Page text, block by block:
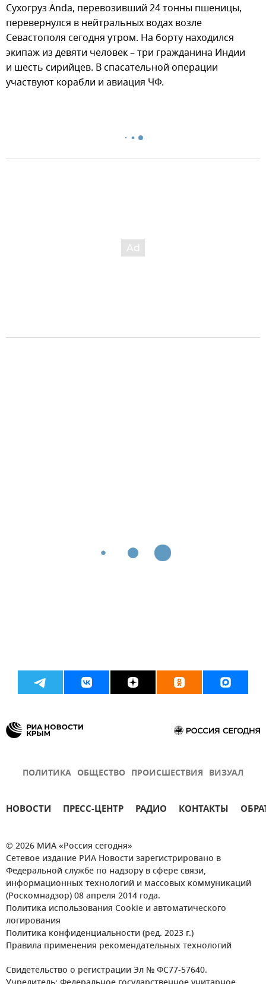
Сухогруз Anda, перевозивший 24 тонны пшеницы,
перевернулся в нейтральных водах возле
Севастополя сегодня утром. На борту находился
экипаж из девяти человек – три гражданина Индии
и шесть сирийцев. В спасательной операции
участвуют корабли и авиация ЧФ.
ПОЛИТИКА ОБЩЕСТВО ПРОИСШЕСТВИЯ ВИЗУАЛ
НОВОСТИ ПРЕСС-ЦЕНТР РАДИО КОНТАКТЫ
© 2026 МИА «Россия сегодня»
Сетевое издание РИА Новости зарегистрировано в
Федеральной службе по надзору в сфере связи,
информационных технологий и массовых коммуникаций
(Роскомнадзор) 08 апреля 2014 года.
Политика использования Cookie и автоматического
логирования
Политика конфиденциальности (ред. 2023 г.)
Правила применения рекомендательных технологий
Свидетельство о регистрации Эл № ФС77-57640.